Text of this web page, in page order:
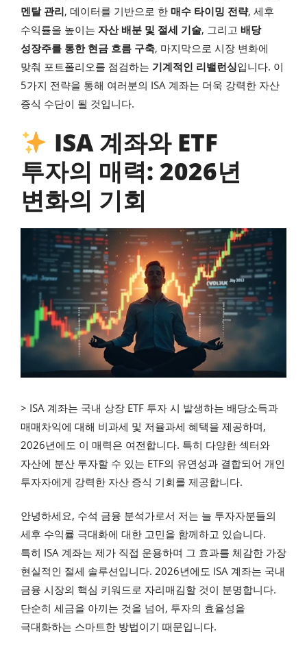
멘탈 관리, 데이터를 기반으로 한 매수 타이밍 전략, 세후
수익률을 높이는 자산 배분 및 절세 기술, 그리고 배당
성장주를 통한 현금 흐름 구축, 마지막으로 시장 변화에
맞춰 포트폴리오를 점검하는 기계적인 리밸런싱입니다. 이
5가지 전략을 통해 여러분의 ISA 계좌는 더욱 강력한 자산
증식 수단이 될 것입니다.
ISA 계좌와 ETF
투자의 매력: 2026년
변화의 기회
> ISA 계좌는 국내 상장 ETF 투자 시 발생하는 배당소득과
매매차익에 대해 비과세 및 저율과세 혜택을 제공하며,
2026년에도 이 매력은 여전합니다. 특히 다양한 섹터와
자산에 분산 투자할 수 있는 ETF의 유연성과 결합되어 개인
투자자에게 강력한 자산 증식 기회를 제공합니다.
안녕하세요, 수석 금융 분석가로서 저는 늘 투자자분들의
세후 수익률 극대화에 대한 고민을 함께하고 있습니다.
특히 ISA 계좌는 제가 직접 운용하며 그 효과를 체감한 가장
현실적인 절세 솔루션입니다. 2026년에도 ISA 계좌는 국내
금융 시장의 핵심 키워드로 자리매김할 것이 분명합니다.
단순히 세금을 아끼는 것을 넘어, 투자의 효율성을
극대화하는 스마트한 방법이기 때문입니다.